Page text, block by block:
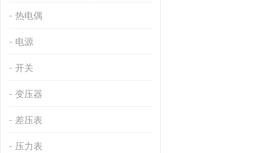
热电偶
电源
开关
变压器
差压表
压力表